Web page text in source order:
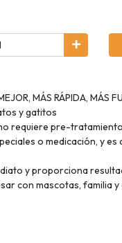
MÁS RÁPIDA, MÁS
y gatitos
requiere pre-
o medicación, y
y proporciona
con mascotas, familia y